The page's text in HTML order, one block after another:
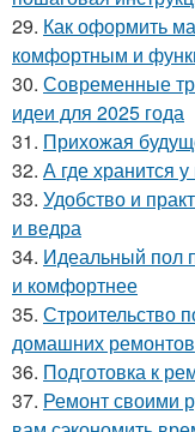
29. Как оформить
комфортным и
30. Современные
идеи для 2025 года
31. Прихожая
32. А где хранится
33. Удобство и
и ведра
34. Идеальный пол
и комфортнее
35. Строительство
домашних ремонтов
36. Подготовка к
37. Ремонт своими